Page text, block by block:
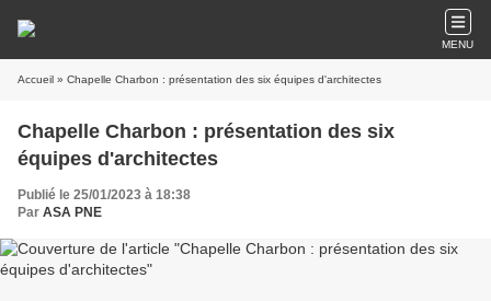
MENU
Accueil » Chapelle Charbon : présentation des six équipes d'architectes
Chapelle Charbon : présentation des six
équipes d'architectes
Publié le 25/01/2023 à 18:38
Par ASA PNE